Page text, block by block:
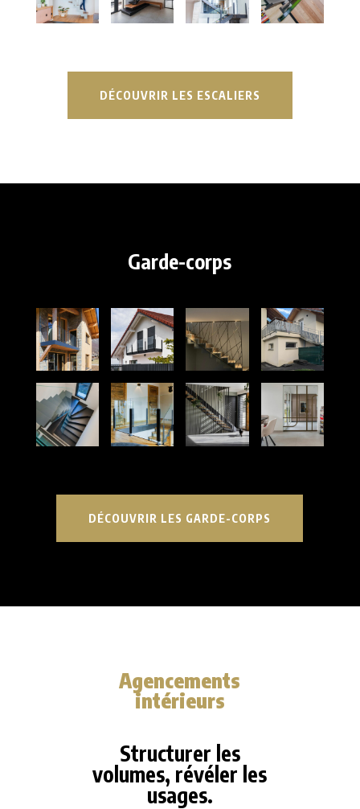
DÉCOUVRIR LES ESCALIERS
Garde-corps
DÉCOUVRIR LES GARDE-CORPS
Agencements
intérieurs
Structurer les
volumes, révéler les
usages.